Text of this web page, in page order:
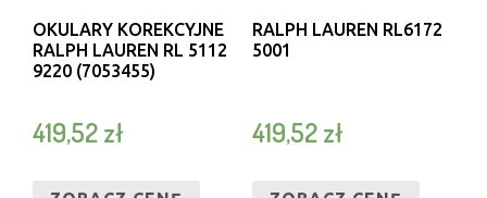
OKULARY KOREKCYJNE
RALPH LAUREN RL 5112
9220 (7053455)
419,52zł
RALPH LAUREN RL6172
5001
419,52zł